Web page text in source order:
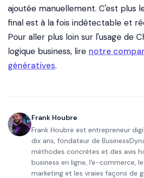
ajoutée manuellement. C'est plus
final est à la fois indétectable et
Pour aller plus loin sur l'usage de
logique business, lire notre
génératives.
Frank Houbre
Frank Houbre est entrepreneur
dix ans, fondateur de
méthodes concrètes et des avis
business en ligne, l'e-commerce,
marketing et les vraies façons de